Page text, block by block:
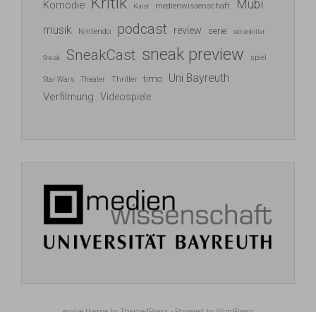
Komödie Kunst medienwissenschaft Mubi
musik Nintendo podcast review serie serienkiller
Sneak SneakCast sneak preview spiel
Star Wars Theater Thriller timo Uni Bayreuth
Verfilmung Videospiele